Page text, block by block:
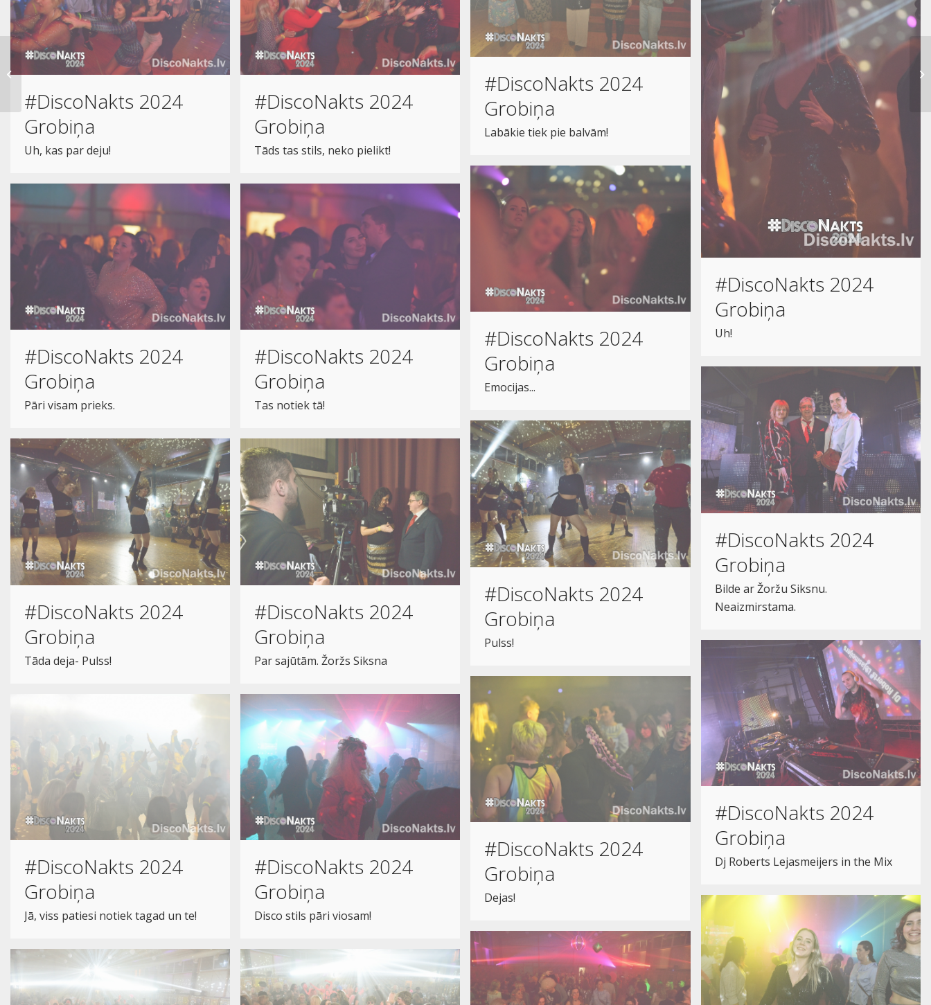
#DiscoNakts 2024
Grobiņa
Labākie tiek pie balvām!
#DiscoNakts 2024
Grobiņa
Uh, kas par deju!
#DiscoNakts 2024
Grobiņa
Tāds tas stils, neko pielikt!
#DiscoNakts 2024
Grobiņa
Uh!
#DiscoNakts 2024
Grobiņa
Emocijas...
#DiscoNakts 2024
Grobiņa
Pāri visam prieks.
#DiscoNakts 2024
Grobiņa
Tas notiek tā!
#DiscoNakts 2024
Grobiņa
Bilde ar Žoržu Siksnu.
Neaizmirstama.
#DiscoNakts 2024
Grobiņa
Pulss!
#DiscoNakts 2024
Grobiņa
Tāda deja- Pulss!
#DiscoNakts 2024
Grobiņa
Par sajūtām. Žoržs Siksna
#DiscoNakts 2024
Grobiņa
Dj Roberts Lejasmeijers in the Mix
#DiscoNakts 2024
Grobiņa
Dejas!
#DiscoNakts 2024
Grobiņa
Jā, viss patiesi notiek tagad un te!
#DiscoNakts 2024
Grobiņa
Disco stils pāri viosam!
#DiscoNakts 2024.